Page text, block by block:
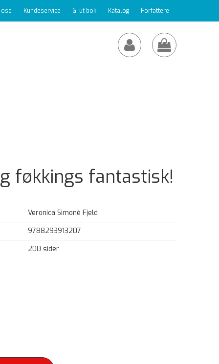
oss Kundeservice Gi ut bok Katalog Forfattere
føkkings fantastisk!
Veronica Simonè Fjeld
9788293913207
200 sider